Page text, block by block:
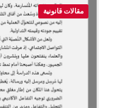
مقالات قانونية